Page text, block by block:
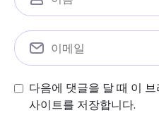
다음에 댓글을 달 때 이
사이트를 저장합니다.